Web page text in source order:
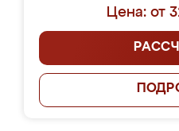
Цена: от